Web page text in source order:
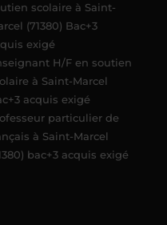
scolaire à Saint-
(71380) Bac+3
exigé
H/F en soutien
à Saint-Marcel
acquis exigé
particulier de
à Saint-Marcel
bac+3 acquis exigé